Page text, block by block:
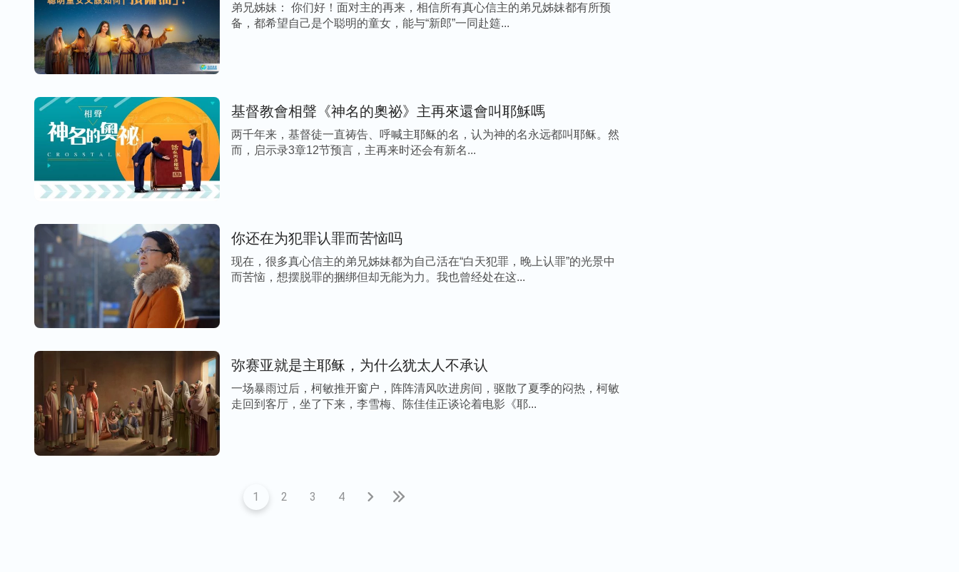
弟兄姊妹： 你们好！面对主的再来，相信所有真心信主的弟兄姊妹都有所预
备，都希望自己是个聪明的童女，能与“新郎”一同赴筵...
基督教會相聲《神名的奧祕》主再來還會叫耶穌嗎
两千年来，基督徒一直祷告、呼喊主耶稣的名，认为神的名永远都叫耶稣。然
而，启示录3章12节预言，主再来时还会有新名...
你还在为犯罪认罪而苦恼吗
现在，很多真心信主的弟兄姊妹都为自己活在“白天犯罪，晚上认罪”的光景中
而苦恼，想摆脱罪的捆绑但却无能为力。我也曾经处在这...
弥赛亚就是主耶稣，为什么犹太人不承认
一场暴雨过后，柯敏推开窗户，阵阵清风吹进房间，驱散了夏季的闷热，柯敏
走回到客厅，坐了下来，李雪梅、陈佳佳正谈论着电影《耶...
1 2 3 4